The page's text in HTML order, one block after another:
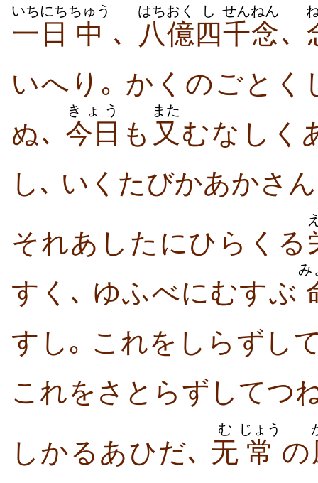
一日
いちにち
中
ちゅう
､ 八億
はちおく
四
し
千
せん
念
ねん
､
いへり｡ かくのごと
ぬ､ 今日
きょう
も 又
また
むなしく
し､ いくたびかあかさ
それあしたにひらくる
すく､ ゆふべにむすぶ
み
すし｡ これをしらずし
これをさとらずしてつ
しかるあひだ､ 无
む
常
じょう
の